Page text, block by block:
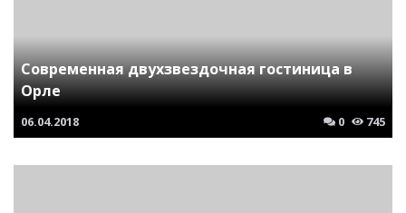
Современная двухзвездочная гостиница в
Орле
06.04.2018 0 745